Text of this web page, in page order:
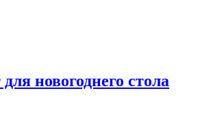
новогоднего стола